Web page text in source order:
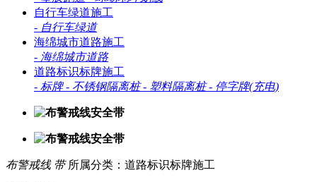
自行车绿道施工
- 自行车绿道
海绵城市道路施工
- 海绵城市道路
道路标识标牌施工
- 标牌 - 不锈钢隔离桩 - 塑料隔离桩 - 停字牌(充电)
布警戒线 带 所属分类：道路标识标牌施工